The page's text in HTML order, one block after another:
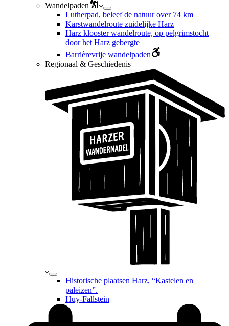
Wandelpaden
Lutherpad, beleef de natuur over 74 km
Karstwandelroute zuidelijke Harz
Harz klooster wandelroute, op pelgrimstocht
door het Harz gebergte
Barrièrevrije wandelpaden
Regionaal & Geschiedenis
Historische plaatsen Harz, “Kastelen en
paleizen”.
Huy-Fallstein